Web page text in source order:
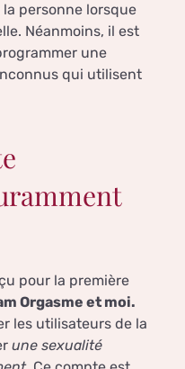
personne lorsque
Néanmoins, il est
une
qui utilisent
pour la première
Orgasme et moi.
les utilisateurs de la
une sexualité